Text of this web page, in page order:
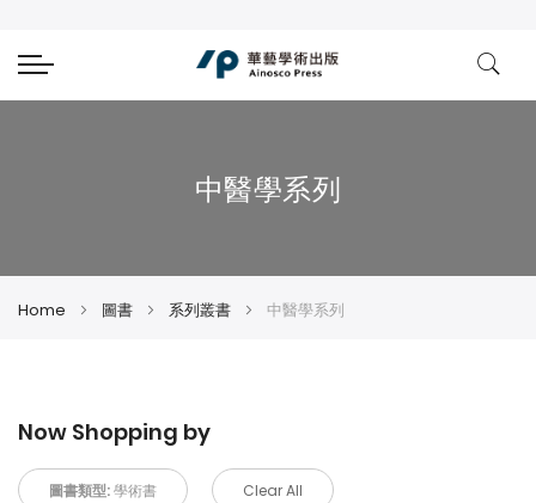
中醫學系列
Home 圖書 系列叢書 中醫學系列
Now Shopping by
圖書類型:學術書 Clear All